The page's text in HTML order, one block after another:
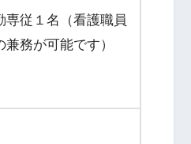
専従１名（看護職員
兼務が可能です）